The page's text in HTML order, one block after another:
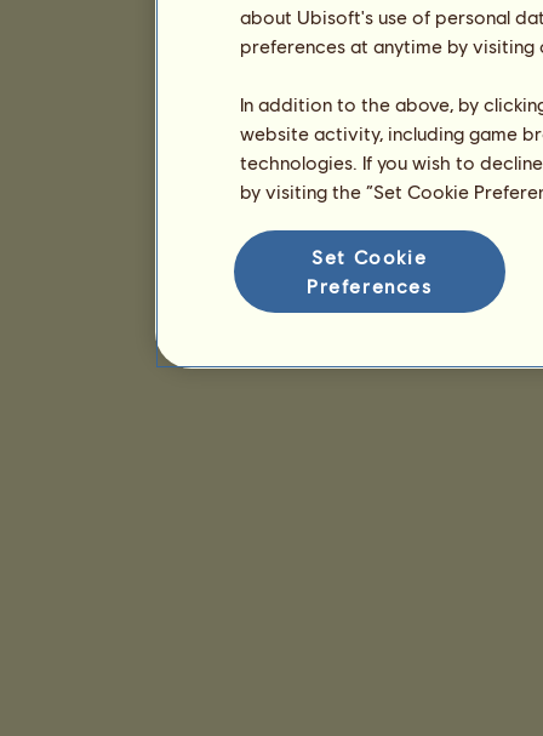
about Ubisoft's use of personal
preferences at anytime by
In addition to the above, by
website activity, including game
technologies. If you wish to
by visiting the “Set Cookie
Set Cookie
Preferences